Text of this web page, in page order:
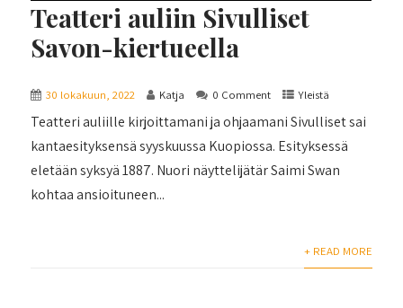
Teatteri auliin Sivulliset
Savon-kiertueella
30 lokakuun, 2022 Katja 0 Comment Yleistä
Teatteri auliille kirjoittamani ja ohjaamani Sivulliset sai
kantaesityksensä syyskuussa Kuopiossa. Esityksessä
eletään syksyä 1887. Nuori näyttelijätär Saimi Swan
kohtaa ansioituneen...
+ READ MORE